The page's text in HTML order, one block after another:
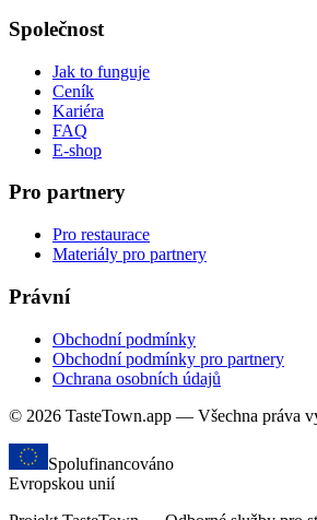
Společnost
Jak to funguje
Ceník
Kariéra
FAQ
E-shop
Pro partnery
Pro restaurace
Materiály pro partnery
Právní
Obchodní podmínky
Obchodní podmínky pro partnery
Ochrana osobních údajů
© 2026 TasteTown.app — Všechna práva
Spolufinancováno
Evropskou unií